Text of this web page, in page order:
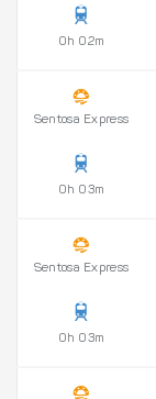
0h 02m
Sentosa Express
0h 03m
Sentosa Express
0h 03m